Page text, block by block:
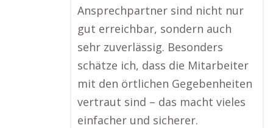
Ansprechpartner sind nicht nur
gut erreichbar, sondern auch
sehr zuverlässig. Besonders
schätze ich, dass die Mitarbeiter
mit den örtlichen Gegebenheiten
vertraut sind – das macht vieles
einfacher und sicherer.